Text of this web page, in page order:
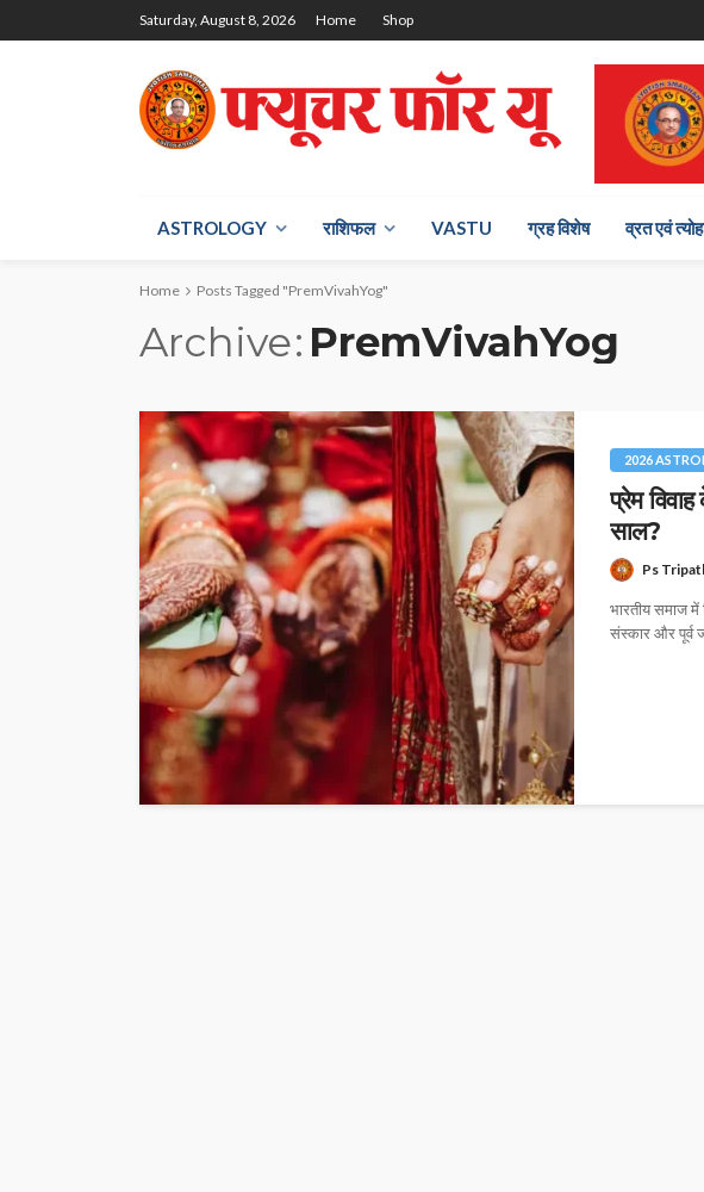
Saturday, August 8, 2026 Home Shop
ASTROLOGY राश‍िफल VASTU ग्रह विशेष व्रत एवं
Home Posts Tagged "PremVivahYog"
Archive PremVivahYog
2026
प्रेम
साल?
Ps
भारतीय समाज में
संस्कार और पूर्व